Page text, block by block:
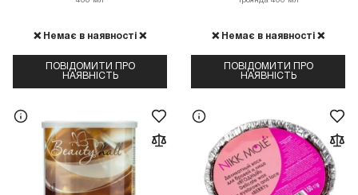
❌ Немає в наявності ❌
ПОВІДОМИТИ ПРО
НАЯВНІСТЬ
❌ Немає в наявності ❌
ПОВІДОМИТИ ПРО
НАЯВНІСТЬ